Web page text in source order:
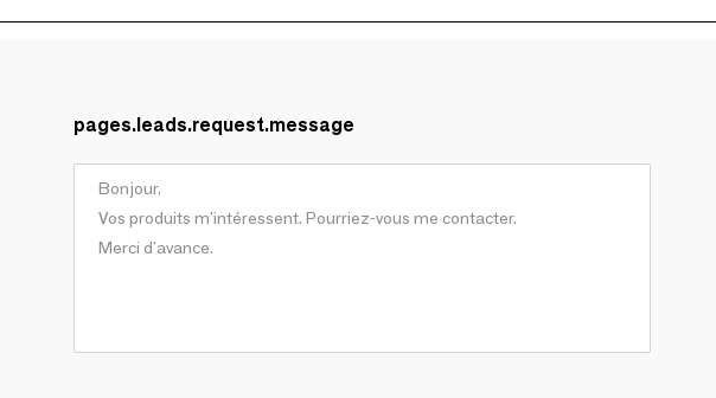
pages.leads.request.message